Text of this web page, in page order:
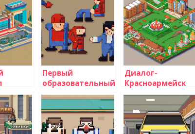
Первый
образовательный
телеканал
Диалог-
Красноармейск